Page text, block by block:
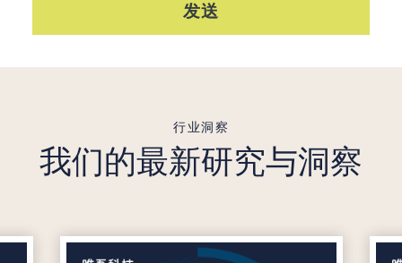
发送
行业洞察
我们的最新研究与洞察